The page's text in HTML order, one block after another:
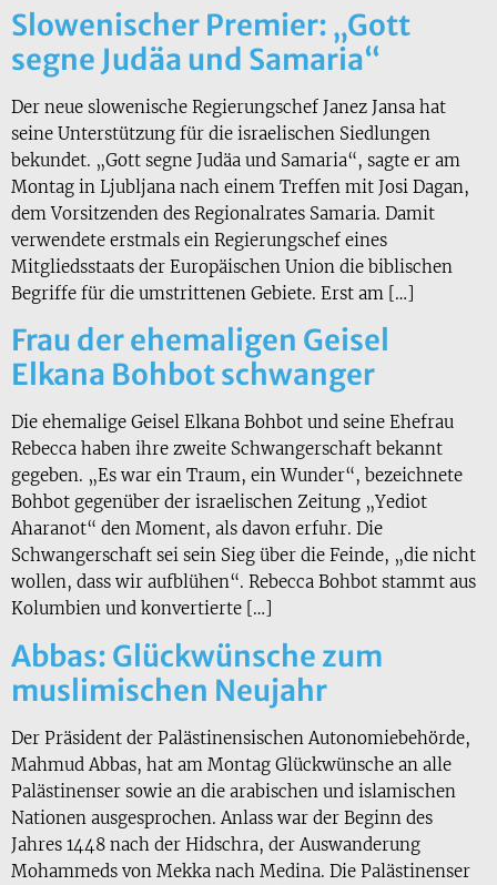
Slowenischer Premier: „Gott
segne Judäa und Samaria“
Der neue slowenische Regierungschef Janez Jansa hat
seine Unterstützung für die israelischen Siedlungen
bekundet. „Gott segne Judäa und Samaria“, sagte er am
Montag in Ljubljana nach einem Treffen mit Josi Dagan,
dem Vorsitzenden des Regionalrates Samaria. Damit
verwendete erstmals ein Regierungschef eines
Mitgliedsstaats der Europäischen Union die biblischen
Begriffe für die umstrittenen Gebiete. Erst am […]
Frau der ehemaligen Geisel
Elkana Bohbot schwanger
Die ehemalige Geisel Elkana Bohbot und seine Ehefrau
Rebecca haben ihre zweite Schwangerschaft bekannt
gegeben. „Es war ein Traum, ein Wunder“, bezeichnete
Bohbot gegenüber der israelischen Zeitung „Yediot
Aharanot“ den Moment, als davon erfuhr. Die
Schwangerschaft sei sein Sieg über die Feinde, „die nicht
wollen, dass wir aufblühen“. Rebecca Bohbot stammt aus
Kolumbien und konvertierte […]
Abbas: Glückwünsche zum
muslimischen Neujahr
Der Präsident der Palästinensischen Autonomiebehörde,
Mahmud Abbas, hat am Montag Glückwünsche an alle
Palästinenser sowie an die arabischen und islamischen
Nationen ausgesprochen. Anlass war der Beginn des
Jahres 1448 nach der Hidschra, der Auswanderung
Mohammeds von Mekka nach Medina. Die Palästinenser